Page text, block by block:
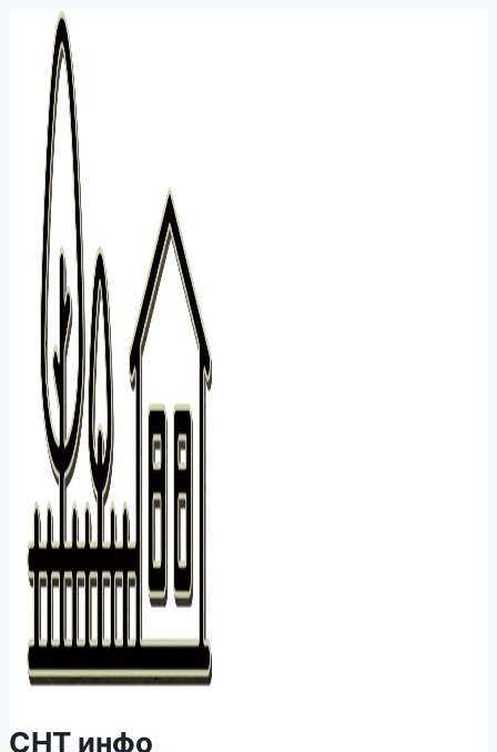
Перейти
содержанию
СНТ инфо